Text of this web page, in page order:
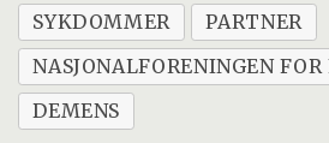
SYKDOMMER
PARTNER
NASJONALFORENINGEN
DEMENS